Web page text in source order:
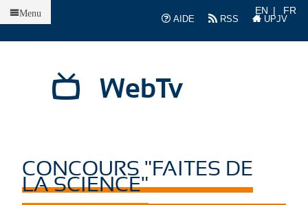
AIDE
RSS UPJV
EN FR
WebTv
Menu
CONCOURS "FAITES DE
LA SCIENCE"